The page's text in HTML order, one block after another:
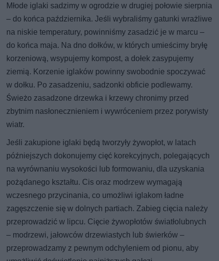
Młode iglaki sadzimy w ogrodzie w drugiej połowie sierpnia
– do końca października. Jeśli wybraliśmy gatunki wrażliwe
na niskie temperatury, powinniśmy zasadzić je w marcu –
do końca maja. Na dno dołków, w których umieścimy bryłę
korzeniową, wsypujemy kompost, a dołek zasypujemy
ziemią. Korzenie iglaków powinny swobodnie spoczywać
w dołku. Po zasadzeniu, sadzonki obficie podlewamy.
Świeżo zasadzone drzewka i krzewy chronimy przed
zbytnim nasłonecznieniem i wywróceniem przez porywisty
wiatr.
Jeśli zakupione iglaki będą tworzyły żywopłot, w latach
późniejszych dokonujemy cięć korekcyjnych, polegających
na wyrównaniu wysokości lub formowaniu, dla uzyskania
pożądanego kształtu. Cis oraz modrzew wymagają
wczesnego przycinania, co umożliwi iglakom ładne
zagęszczenie się w dolnych partiach. Zabieg cięcia należy
przeprowadzić w lipcu. Cięcie żywopłotów światłolubnych
– modrzewi, jałowców drzewiastych lub świerków –
przeprowadzamy z pewnym odchyleniem od pionu, aby